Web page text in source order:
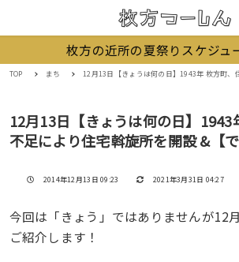
枚方の近所の夏祭りスケジュ
TOP まち 12月13日【きょうは何の日】1943年 枚方町、住宅不足により住宅斡
12月13日【きょうは何の日】1943
不足により住宅斡旋所を開設 &【で
投稿日
2014年12月13日 09:23 更新日
2021年3月31日 04:27
今回は「きょう」ではありませんが12
ご紹介します！